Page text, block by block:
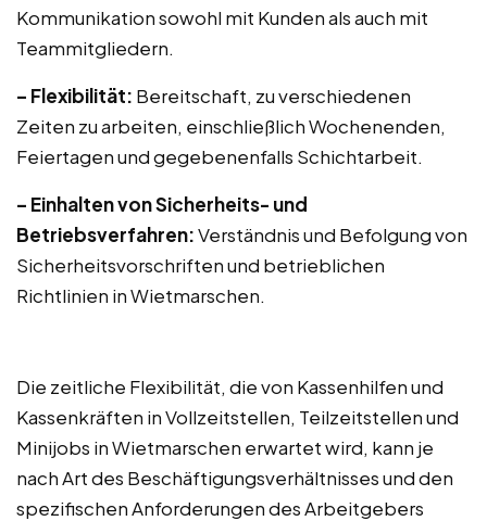
Kommunikation sowohl mit Kunden als auch mit
Teammitgliedern.
– Flexibilität: Bereitschaft, zu verschiedenen
Zeiten zu arbeiten, einschließlich Wochenenden,
Feiertagen und gegebenenfalls Schichtarbeit.
– Einhalten von Sicherheits- und
Betriebsverfahren:Verständnis und Befolgung von
Sicherheitsvorschriften und betrieblichen
Richtlinien in Wietmarschen.
Die zeitliche Flexibilität, die von Kassenhilfen und
Kassenkräften in Vollzeitstellen, Teilzeitstellen und
Minijobs in Wietmarschen erwartet wird, kann je
nach Art des Beschäftigungsverhältnisses und den
spezifischen Anforderungen des Arbeitgebers